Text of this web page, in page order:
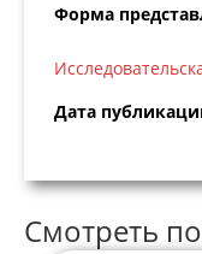
Форма
Дата
Смотреть